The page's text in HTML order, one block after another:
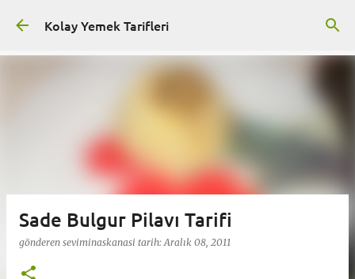
Ana içeriğe atla
Kolay Yemek Tarifleri
Sade Bulgur Pilavı Tarifi
gönderen seviminaskanasi tarih:Aralık 08, 2011